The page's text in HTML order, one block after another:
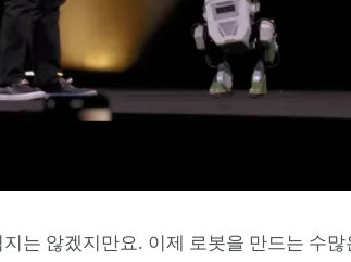
는 않겠지만요. 이제 로봇을 만드는 수